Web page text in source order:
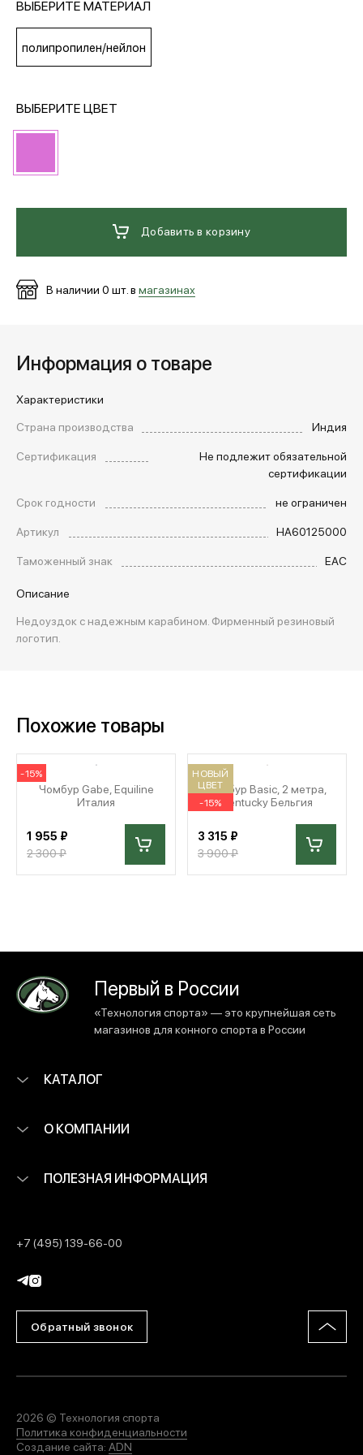
МЕДИА
ПОКУПАТЕЛЯМ
Вход в личный кабинет
ВЫБЕРИТЕ МАТЕРИАЛ
полипропилен/нейлон
ВЫБЕРИТЕ ЦВЕТ
Добавить в корзину
В наличии 0 шт. в магазинах
Информация о товаре
Характеристики
Страна производства
Индия
Сертификация
Не подлежит обязательной
сертификации
Срок годности
не ограничен
Артикул
HA60125000
Таможенный знак
EAC
Описание
Недоуздок с надежным карабином. Фирменный резиновый
логотип.
Похожие товары
-15%
Чомбур Gabe, Equiline
Италия
1 955 ₽
2 300 ₽
НОВЫЙ
ЦВЕТ
-15%
Чомбур Basic, 2 метра,
Kentucky Бельгия
3 315 ₽
3 900 ₽
Первый в России
«Технология спорта» — это крупнейшая сеть
магазинов для конного спорта в России
КАТАЛОГ
О КОМПАНИИ
ПОЛЕЗНАЯ ИНФОРМАЦИЯ
+7 (495) 139-66-00
Обратный звонок
2026 © Технология спорта
Политика конфиденциальности
Создание сайта: ADN